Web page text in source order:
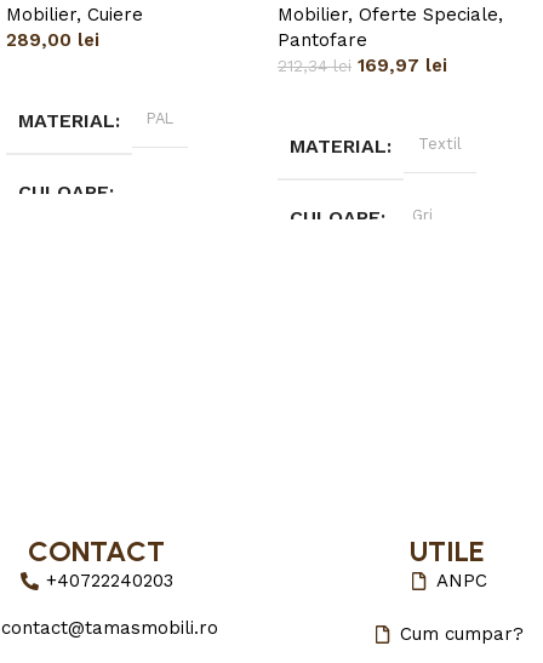
Mobilier, Cuiere
289,00 lei
MATERIAL PAL
CULOARE
Mobilier, Oferte Speciale,
Pantofare
212,34lei 169,97 lei
MATERIAL Textil
CULOARE Gri
CONTACT
+40722240203
contact@tamasmobili.ro
UTILE
ANPC
Cum cumpar?